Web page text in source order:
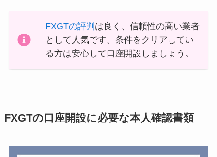
FXGTの評判 は良く、信頼性の高い業者
として人気です。条件をクリアしてい
る方は安心して口座開設しましょう。
FXGTの口座開設に必要な本人確認書類